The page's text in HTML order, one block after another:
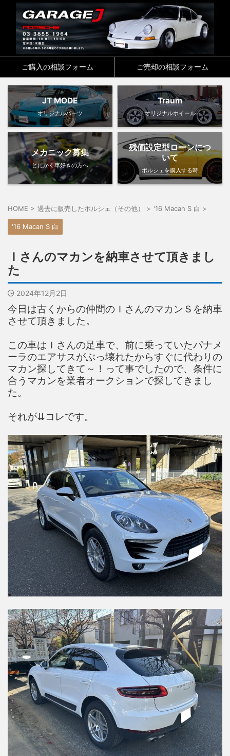
ご購入の相談フォーム ご売却の相談フォーム
JT MODE
オリジナルパーツ
Traum
オリジナルホイール
メカニック募集
とにかく車好きの方へ
残価設定型ローンにつ
いて
ポルシェを購入する時
HOME > 過去に販売したポルシェ（その他） > '16 Macan S 白 >
'16 Macan S 白
Ｉさんのマカンを納車させて頂きまし
た
2024年12月2日
今日は古くからの仲間のＩさんのマカンＳを納車
させて頂きました。
この車はＩさんの足車で、前に乗っていたパナメ
ーラのエアサスがぶっ壊れたからすぐに代わりの
マカン探してきて～！って事でしたので、条件に
合うマカンを業者オークションで探してきまし
た。
それが⇊コレです。